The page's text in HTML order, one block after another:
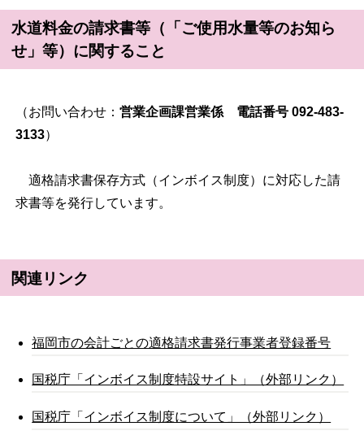
水道料金の請求書等（「ご使用水量等のお知ら
せ」等）に関すること
（お問い合わせ： 営業企画課営業係 電話番号 092-483-
3133）
適格請求書保存方式（インボイス制度）に対応した請
求書等を発行しています。
関連リンク
福岡市の会計ごとの適格請求書発行事業者登録番号
国税庁「インボイス制度特設サイト」（外部リンク）
国税庁「インボイス制度について」（外部リンク）